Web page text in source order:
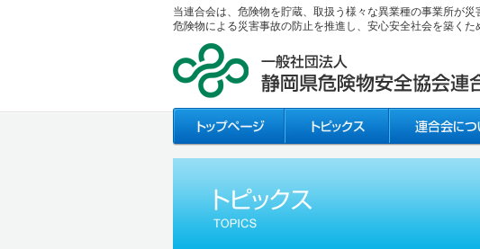
当連合会は、危険物を貯蔵、取扱う様々な異業種の事業所が
危険物による災害事故の防止を推進し、安心安全社会を築く